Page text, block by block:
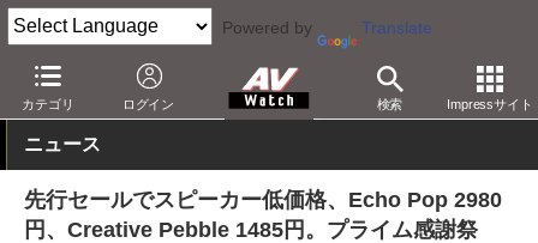
Powered by Translate
カテゴリ ログイン 検索 Impressサイト
AV Watch 動向 ショップ セール
ニュース
先行セールでスピーカー低価格、Echo Pop 2980
円、Creative Pebble 1485円。プライム感謝祭